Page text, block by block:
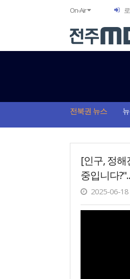
On-Air
전북권 뉴스
[인구, 정
중입니다
2025-06-18